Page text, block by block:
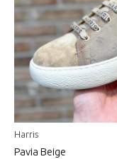
Harris
Pavia Beige